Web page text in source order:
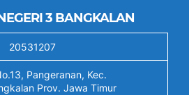
3 BANGKALAN
20531207
Pangeranan, Kec.
Prov. Jawa Timur